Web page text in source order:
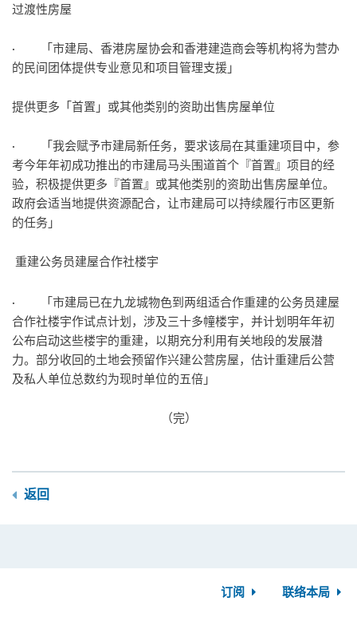
过渡性房屋
· 「市建局、香港房屋协会和香港建造商会等机构将为营办
的民间团体提供专业意见和项目管理支援」
提供更多「首置」或其他类别的资助出售房屋单位
· 「我会赋予市建局新任务，要求该局在其重建项目中，参
考今年年初成功推出的市建局马头围道首个『首置』项目的经
验，积极提供更多『首置』或其他类别的资助出售房屋单位。
政府会适当地提供资源配合，让市建局可以持续履行市区更新
的任务」
重建公务员建屋合作社楼宇
· 「市建局已在九龙城物色到两组适合作重建的公务员建屋
合作社楼宇作试点计划，涉及三十多幢楼宇，并计划明年年初
公布启动这些楼宇的重建，以期充分利用有关地段的发展潜
力。部分收回的土地会预留作兴建公营房屋，估计重建后公营
及私人单位总数约为现时单位的五倍」
（完）
返回
订阅 联络本局